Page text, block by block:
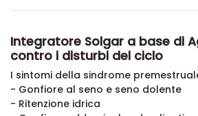
Integratore Solgar a base di
contro i disturbi del ciclo
I sintomi della sindrome
- Gonfiore al seno e seno dolente
- Ritenzione idrica